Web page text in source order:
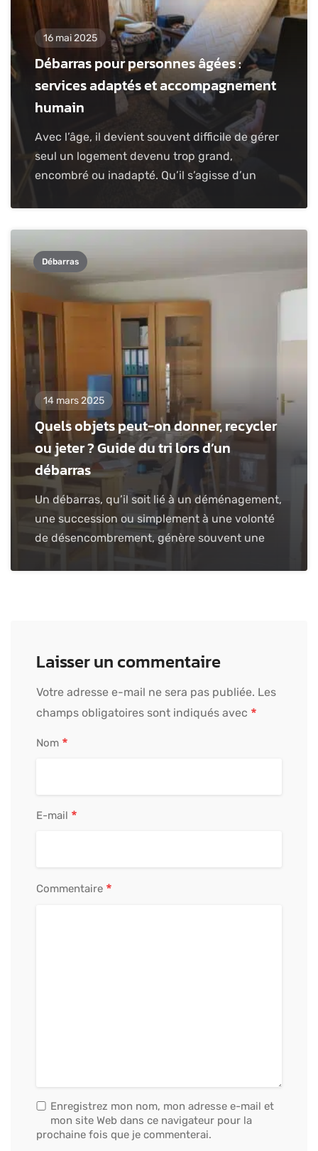
16 mai 2025
Débarras pour personnes âgées :
services adaptés et accompagnement
humain
Avec l’âge, il devient souvent difficile de gérer
seul un logement devenu trop grand,
encombré ou inadapté. Qu’il s’agisse d’un
Débarras
14 mars 2025
Quels objets peut-on donner, recycler
ou jeter ? Guide du tri lors d’un
débarras
Un débarras, qu’il soit lié à un déménagement,
une succession ou simplement à une volonté
de désencombrement, génère souvent une
Laisser un commentaire
Votre adresse e-mail ne sera pas publiée. Les
champs obligatoires sont indiqués avec *
Nom *
E-mail *
Commentaire *
Enregistrez mon nom, mon adresse e-mail et
mon site Web dans ce navigateur pour la
prochaine fois que je commenterai.